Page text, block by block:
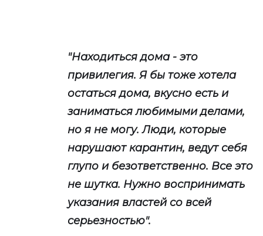
"Находиться дома - это
привилегия. Я бы тоже хотела
остаться дома, вкусно есть и
заниматься любимыми делами,
но я не могу. Люди, которые
нарушают карантин, ведут себя
глупо и безответственно. Все это
не шутка. Нужно воспринимать
указания властей со всей
серьезностью".